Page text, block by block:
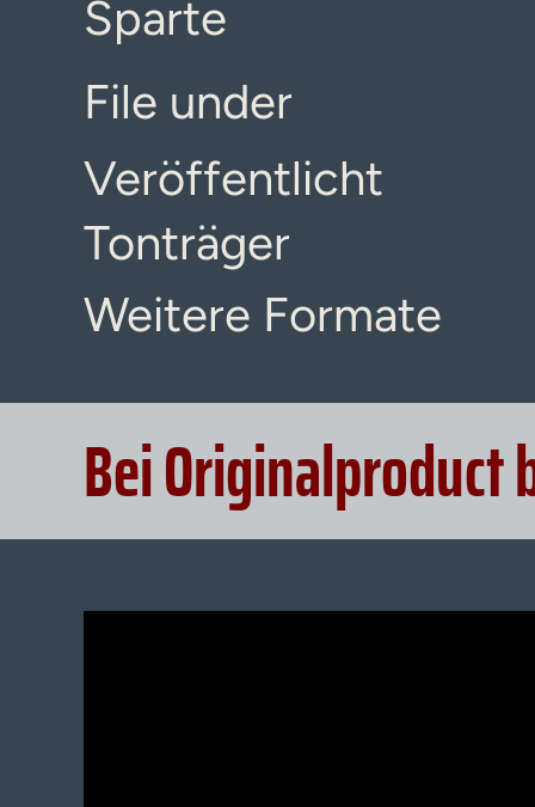
Sparte
File under
Veröffentlicht
Tonträger
Weitere Formate
Bei Originalproduct